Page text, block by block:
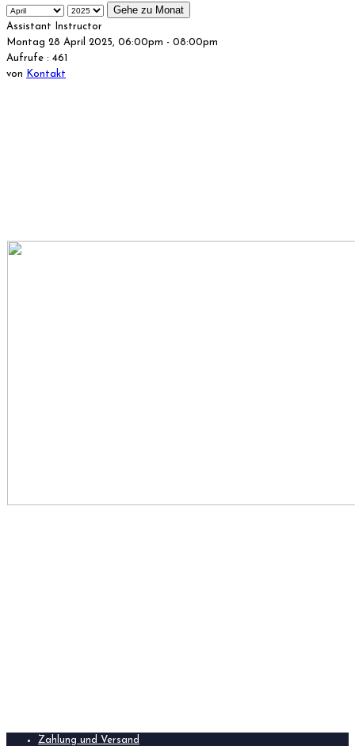
Gehe zu Monat
Assistant Instructor
Montag 28 April 2025, 06:00pm - 08:00pm
Aufrufe : 461
von
Kontakt
Zahlung und Versand